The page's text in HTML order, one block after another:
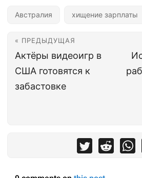
Австралия хищение зарплаты
« ПРЕДЫДУЩАЯ
Актёры видеоигр в
США готовятся к
забастовке